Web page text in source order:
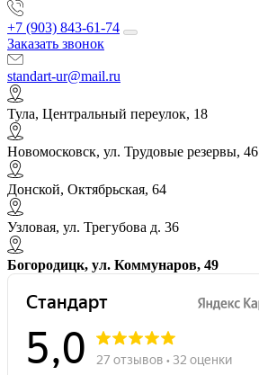
+7 (903) 843-61-74
Заказать звонок
standart-ur@mail.ru
Тула, Центральный переулок, 18
Новомосковск, ул. Трудовые резервы, 46
Донской, Октябрьская, 64
Узловая, ул. Трегубова д. 36
Богородицк, ул. Коммунаров, 49